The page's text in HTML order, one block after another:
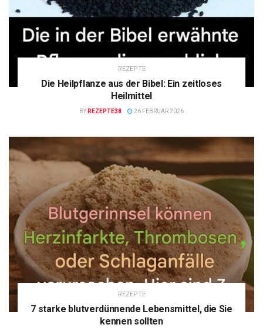
REZEPTE
Die Heilpflanze aus der Bibel: Ein zeitloses
Heilmittel
BY REZEPTE38 26 FEBRUAR 2026
REZEPTE
7 starke blutverdünnende Lebensmittel, die Sie
kennen sollten